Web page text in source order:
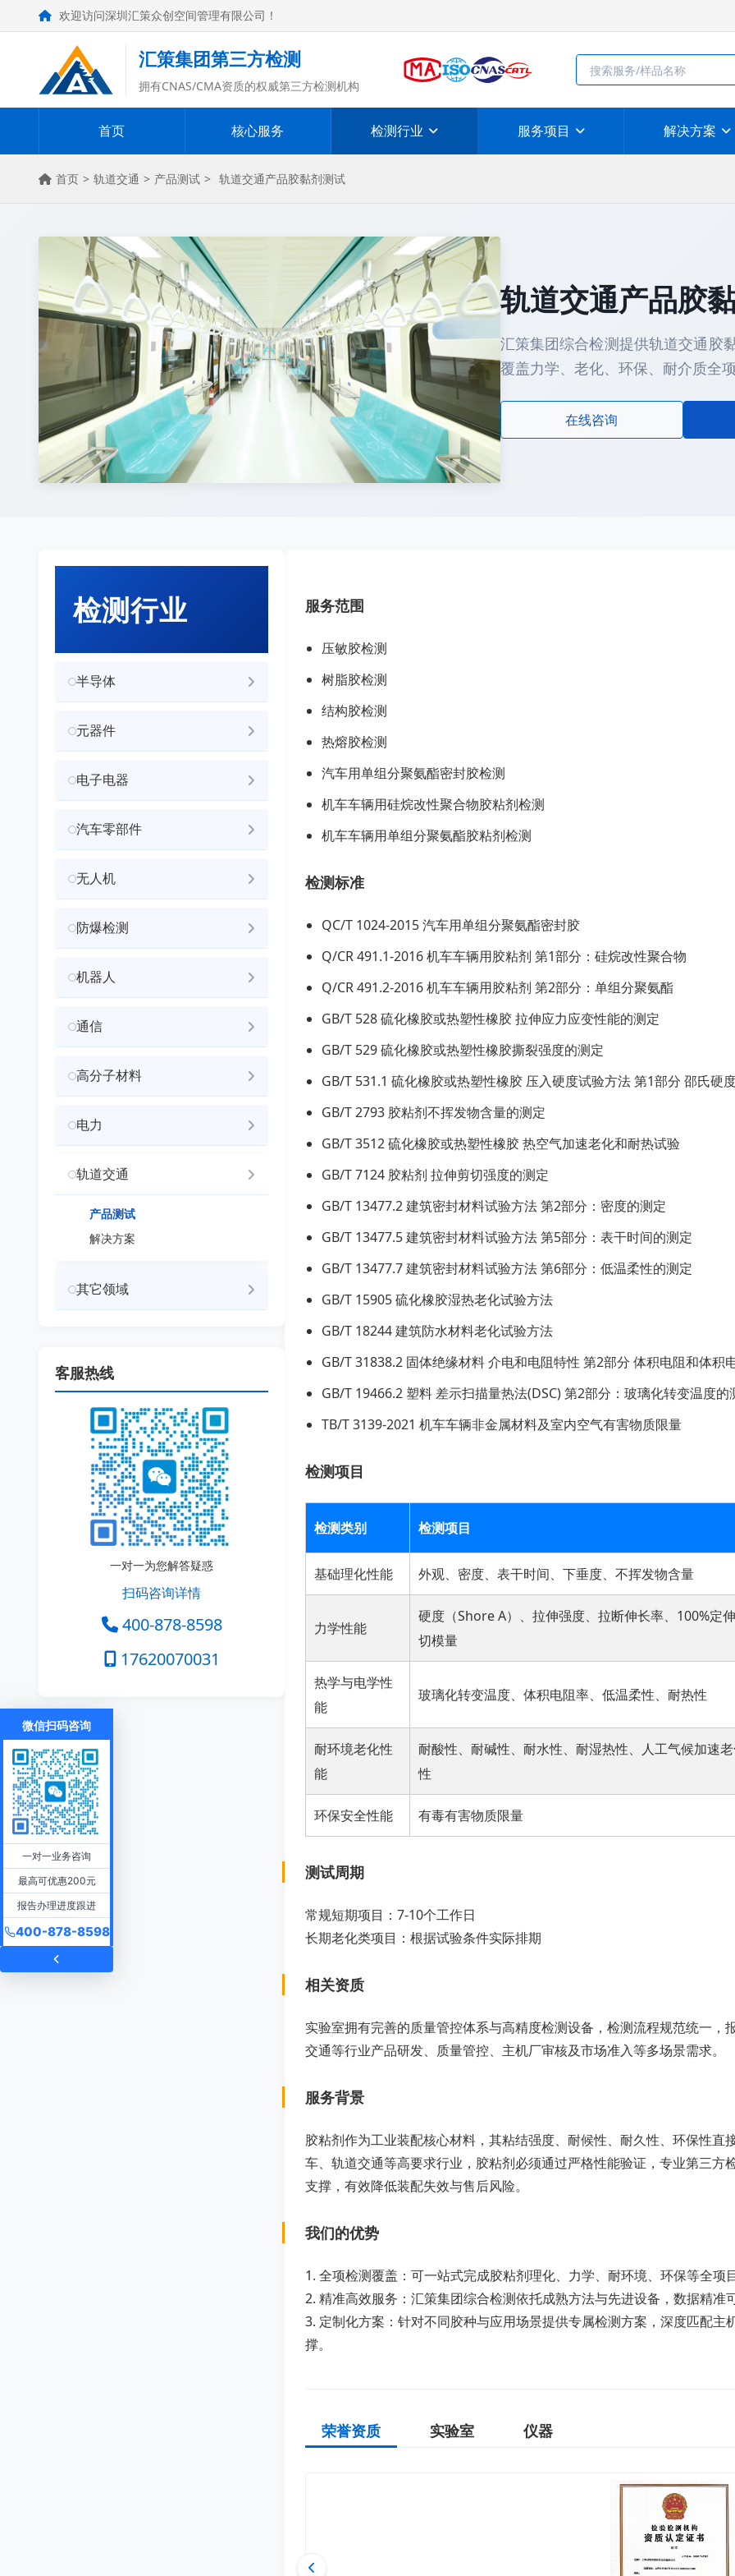
欢迎访问深圳汇策众创空间管理有限公司！
汇策集团第三方检测
拥有CNAS/CMA资质的权威第三方检测机构
首页 核心服务 检测行业 服务项目 解决方案
首页 > 轨道交通 > 产品测试 > 轨道交通产品胶黏剂测试
轨道交通产品胶
汇策集团综合检测提供轨道交通胶
覆盖力学、老化、环保、耐介质全
在线咨询
服务范围
压敏胶检测
树脂胶检测
结构胶检测
热熔胶检测
汽车用单组分聚氨酯密封胶检测
机车车辆用硅烷改性聚合物胶粘剂检测
机车车辆用单组分聚氨酯胶粘剂检测
检测标准
QC/T 1024-2015 汽车用单组分聚氨酯密封胶
Q/CR 491.1-2016 机车车辆用胶粘剂 第1部分：硅烷改性聚合物
Q/CR 491.2-2016 机车车辆用胶粘剂 第2部分：单组分聚氨酯
GB/T 528 硫化橡胶或热塑性橡胶 拉伸应力应变性能的测定
GB/T 529 硫化橡胶或热塑性橡胶撕裂强度的测定
GB/T 531.1 硫化橡胶或热塑性橡胶 压入硬度试验方法 第1部分 邵氏硬
GB/T 2793 胶粘剂不挥发物含量的测定
GB/T 3512 硫化橡胶或热塑性橡胶 热空气加速老化和耐热试验
GB/T 7124 胶粘剂 拉伸剪切强度的测定
GB/T 13477.2 建筑密封材料试验方法 第2部分：密度的测定
GB/T 13477.5 建筑密封材料试验方法 第5部分：表干时间的测定
GB/T 13477.7 建筑密封材料试验方法 第6部分：低温柔性的测定
GB/T 15905 硫化橡胶湿热老化试验方法
GB/T 18244 建筑防水材料老化试验方法
GB/T 31838.2 固体绝缘材料 介电和电阻特性 第2部分 体积电阻和体积
GB/T 19466.2 塑料 差示扫描量热法(DSC) 第2部分：玻璃化转变温度的
TB/T 3139-2021 机车车辆非金属材料及室内空气有害物质限量
检测项目
检测类别 检测项目
基础理化性能 外观、密度、表干时间、下垂度、不挥发物含量
力学性能
硬度（Shore A）、拉伸强度、拉断伸长率、100%定
切模量
热学与电学性
能
玻璃化转变温度、体积电阻率、低温柔性、耐热性
耐环境老化性
能
耐酸性、耐碱性、耐水性、耐湿热性、人工气候加速
性
环保安全性能 有毒有害物质限量
测试周期
常规短期项目：7-10个工作日
长期老化类项目：根据试验条件实际排期
相关资质
实验室拥有完善的质量管控体系与高精度检测设备，检测流程规范统一
交通等行业产品研发、质量管控、主机厂审核及市场准入等多场景需求。
服务背景
胶粘剂作为工业装配核心材料，其粘结强度、耐候性、耐久性、环保性
车、轨道交通等高要求行业，胶粘剂必须通过严格性能验证，专业第三
支撑，有效降低装配失效与售后风险。
我们的优势
1. 全项检测覆盖：可一站式完成胶粘剂理化、力学、耐环境、环保等全
2. 精准高效服务：汇策集团综合检测依托成熟方法与先进设备，数据精
3. 定制化方案：针对不同胶种与应用场景提供专属检测方案，深度匹配
撑。
荣誉资质 实验室 仪器
检测行业
半导体
元器件
电子电器
汽车零部件
无人机
防爆检测
机器人
通信
高分子材料
电力
轨道交通
产品测试
解决方案
其它领域
客服热线
一对一为您解答疑惑
扫码咨询详情
400-878-8598
17620070031
微信扫码咨询
一对一业务咨询
最高可优惠200元
报告办理进度跟进
400-878-8598